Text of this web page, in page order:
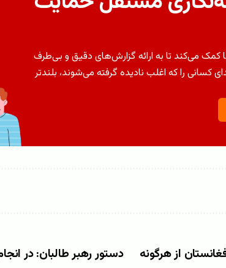
کمک می‌کند تا به ارائه گزارش‌های دقیق و بی‌طرف
کسانی را که اغلب نادیده گرفته می‌شوند، بلندتر
از هرگونه دستور رهبر طالبان: در